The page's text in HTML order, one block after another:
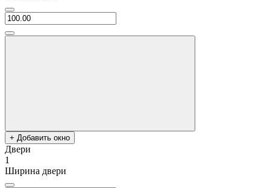
+ Добавить окно
Двери
1
Ширина двери